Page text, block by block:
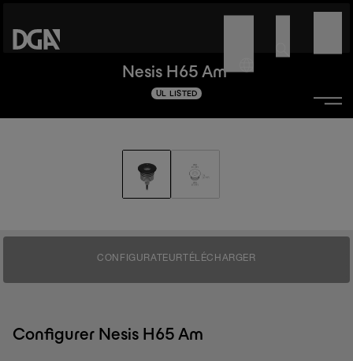
Nesis H65 Am
UL LISTED
CONFIGURATEURTÉLÉCHARGER
Configurer Nesis H65 Am